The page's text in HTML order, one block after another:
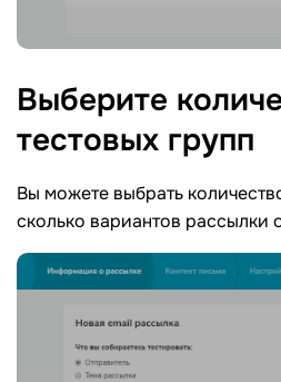
Выберите
тестовых групп
Вы можете выбрать
сколько вариантов рассылки